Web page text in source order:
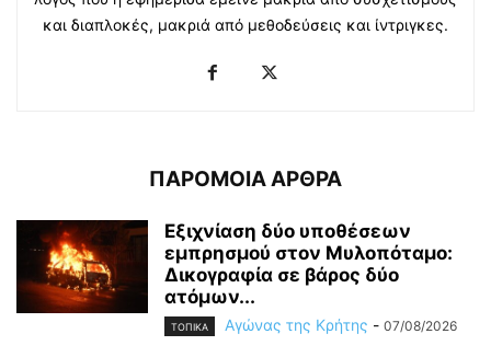
και διαπλοκές, μακριά από μεθοδεύσεις και ίντριγκες.
ΠΑΡΟΜΟΙΑ ΑΡΘΡΑ
Εξιχνίαση δύο υποθέσεων
εμπρησμού στον Μυλοπόταμο:
Δικογραφία σε βάρος δύο
ατόμων...
ΤΟΠΙΚΑ Αγώνας της Κρήτης - 07/08/2026